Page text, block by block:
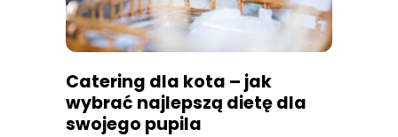
Catering dla kota – jak
wybrać najlepszą dietę dla
swojego pupila